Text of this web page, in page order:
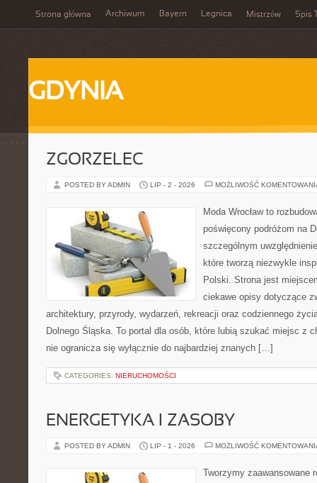
Strona główna Archiwum Bayern Legnica Mistrzów Spis
GDYNIA
ZGORZELEC
POSTED BY ADMIN LIP - 2 - 2026 MOŻLIWOŚĆ
Moda Wrocław to
poświęcony podróżom na
szczególnym
które tworzą niezwykle
Polski. Strona jest
ciekawe opisy dotyczące
architektury, przyrody, wydarzeń, rekreacji oraz codziennego
Dolnego Śląska. To portal dla osób, które lubią szukać miejsc z
nie ogranicza się wyłącznie do najbardziej znanych […]
CATEGORIES: NIERUCHOMOŚCI
ENERGETYKA I ZASOBY
POSTED BY ADMIN LIP - 1 - 2026 MOŻLIWOŚĆ
Tworzymy zaawansowane